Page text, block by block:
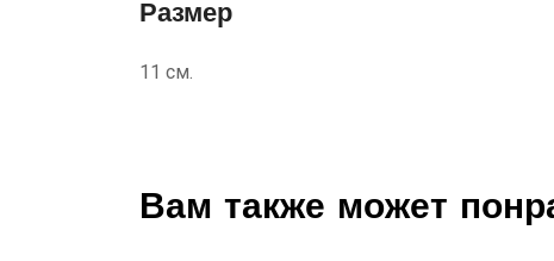
Размер
11 см.
Вам также может